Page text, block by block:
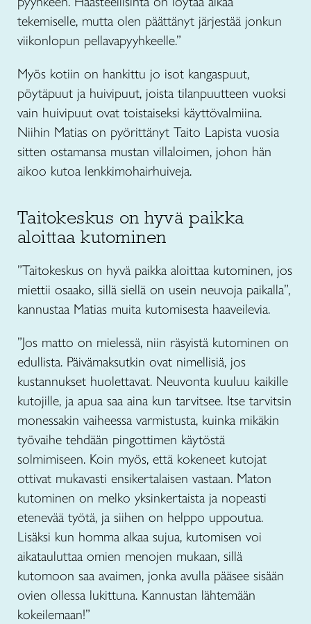
tekemiselle, mutta olen päättänyt järjestää jonkun
viikonlopun pellavapyyhkeelle.”
Myös kotiin on hankittu jo isot kangaspuut,
pöytäpuut ja huivipuut, joista tilanpuutteen vuoksi
vain huivipuut ovat toistaiseksi käyttövalmiina.
Niihin Matias on pyörittänyt Taito Lapista vuosia
sitten ostamansa mustan villaloimen, johon hän
aikoo kutoa lenkkimohairhuiveja.
Taitokeskus on hyvä paikka
aloittaa kutominen
”Taitokeskus on hyvä paikka aloittaa kutominen, jos
miettii osaako, sillä siellä on usein neuvoja paikalla”,
kannustaa Matias muita kutomisesta haaveilevia.
”Jos matto on mielessä, niin räsyistä kutominen on
edullista. Päivämaksutkin ovat nimellisiä, jos
kustannukset huolettavat. Neuvonta kuuluu kaikille
kutojille, ja apua saa aina kun tarvitsee. Itse tarvitsin
monessakin vaiheessa varmistusta, kuinka mikäkin
työvaihe tehdään pingottimen käytöstä
solmimiseen. Koin myös, että kokeneet kutojat
ottivat mukavasti ensikertalaisen vastaan. Maton
kutominen on melko yksinkertaista ja nopeasti
etenevää työtä, ja siihen on helppo uppoutua.
Lisäksi kun homma alkaa sujua, kutomisen voi
aikatauluttaa omien menojen mukaan, sillä
kutomoon saa avaimen, jonka avulla pääsee sisään
ovien ollessa lukittuna. Kannustan lähtemään
kokeilemaan!”